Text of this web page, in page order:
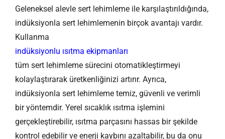
Geleneksel alevle sert lehimleme ile karşılaştırıldığında,
indüksiyonla sert lehimlemenin birçok avantajı vardır.
Kullanma
indüksiyonlu ısıtma ekipmanları
tüm sert lehimleme sürecini otomatikleştirmeyi
kolaylaştırarak üretkenliğinizi artırır. Ayrıca,
indüksiyonla sert lehimleme temiz, güvenli ve verimli
bir yöntemdir. Yerel sıcaklık ısıtma işlemini
gerçekleştirebilir, ısıtma parçasını hassas bir şekilde
kontrol edebilir ve enerji kaybını azaltabilir, bu da onu